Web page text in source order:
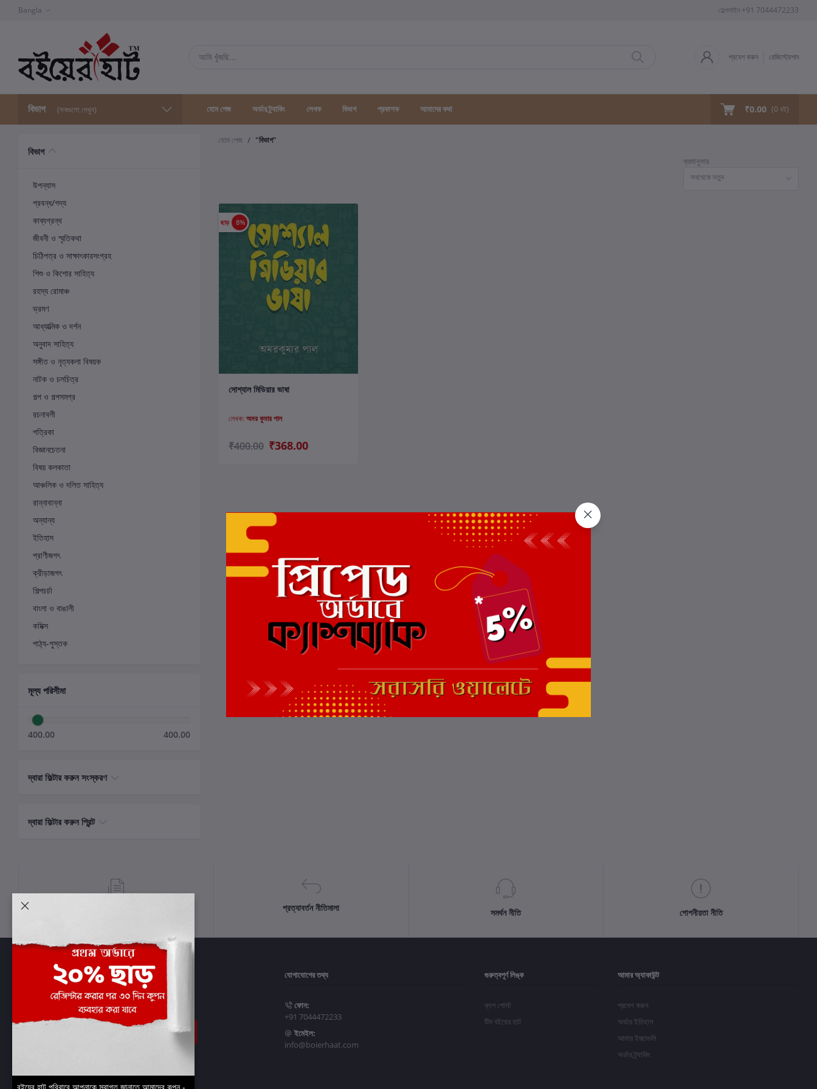
Bangla হেল্পলাইন +91 7044472233
প্রবেশ করুন রেজিস্ট্রেশান
বিভাগ (সবগুলো দেখুন) হোম পেজ অর্ডার ট্র্যাকিং লেখক বিভাগ প্রকাশক আমাদের কথা ₹0.00 (0 বই)
বিভাগ
উপন্যাস
প্রবন্ধ/গদ্য
কাব্যগ্রন্থ
জীবনী ও স্মৃতিকথা
চিঠিপত্র ও সাক্ষাৎকারসংগ্রহ
শিশু ও কিশোর সাহিত্য
রহস্য রোমাঞ্চ
ভ্রমণ
আধ্যাত্মিক ও দর্শন
অনুবাদ সাহিত্য
সঙ্গীত ও নৃত্যকলা বিষয়ক
নাটক ও চলচিত্র
গল্প ও গল্পসমগ্র
রচনাবলী
পত্রিকা
বিজ্ঞানচেতনা
বিষয় কলকাতা
আঞ্চলিক ও দলিত সাহিত্য
রান্নাবান্না
অন্যান্য
ইতিহাস
প্রাণীজগৎ
ক্রীড়াজগৎ
শিল্পচর্চা
বাংলা ও বাঙালী
কমিক্স
পাঠ্য-পুস্তক
মূল্য পরিসীমা
400.00 400.00
দ্বারা ফিল্টার করুন সংস্করণ
দ্বারা ফিল্টার করুন প্রিন্ট
হোম পেজ
"বিভাগ"
ক্রমানুসার
সবথেকে নতুন
ছাড় 8%
কার্টে যোগ করুন
সোশ্যাল মিডিয়ার ভাষা
লেখক: অমর কুমার পাল
₹400.00 ₹368.00
প্রত্যাবর্তন নীতিমালা সমর্থন নীতি গোপনীয়তা নীতি
সাবস্ক্রাইব
যোগাযোগের তথ্য
ফোন:
+91 7044472233
ইমেইল:
info@boierhaat.com
গুরুত্বপূর্ণ লিঙ্ক
ব্লগ পোস্ট
টিম বইয়ের হাট
আমার অ্যাকাউন্ট
প্রবেশ করুন
অর্ডার ইতিহাস
আমার ইচ্ছাগুলি
অর্ডার ট্র্যাকিং